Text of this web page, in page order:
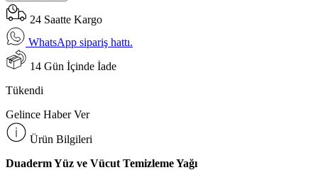
24 Saatte Kargo
WhatsApp sipariş hattı.
14 Gün İçinde İade
Tükendi
Gelince Haber Ver
Ürün Bilgileri
Duaderm Yüz ve Vücut Temizleme Yağı